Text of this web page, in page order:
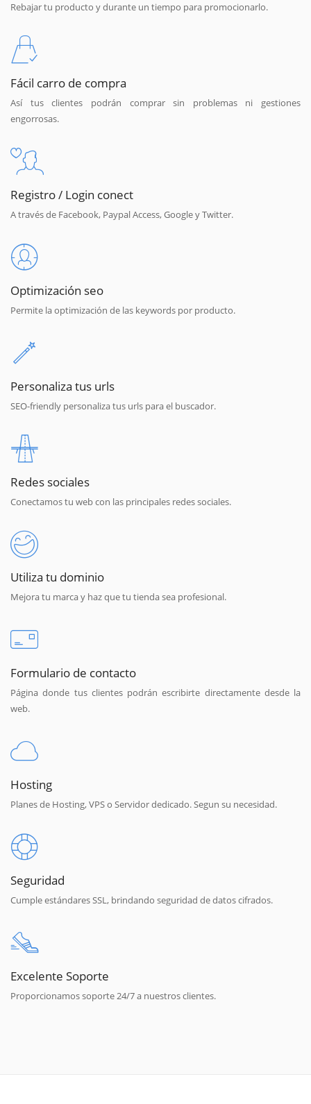
Rebajar tu producto y durante un tiempo para promocionarlo.
Fácil carro de compra
Así tus clientes podrán comprar sin problemas ni gestiones
engorrosas.
Registro / Login conect
A través de Facebook, Paypal Access, Google y Twitter.
Optimización seo
Permite la optimización de las keywords por producto.
Personaliza tus urls
SEO-friendly personaliza tus urls para el buscador.
Redes sociales
Conectamos tu web con las principales redes sociales.
Utiliza tu dominio
Mejora tu marca y haz que tu tienda sea profesional.
Formulario de contacto
Página donde tus clientes podrán escribirte directamente desde la
web.
Hosting
Planes de Hosting, VPS o Servidor dedicado. Segun su necesidad.
Seguridad
Cumple estándares SSL, brindando seguridad de datos cifrados.
Excelente Soporte
Proporcionamos soporte 24/7 a nuestros clientes.